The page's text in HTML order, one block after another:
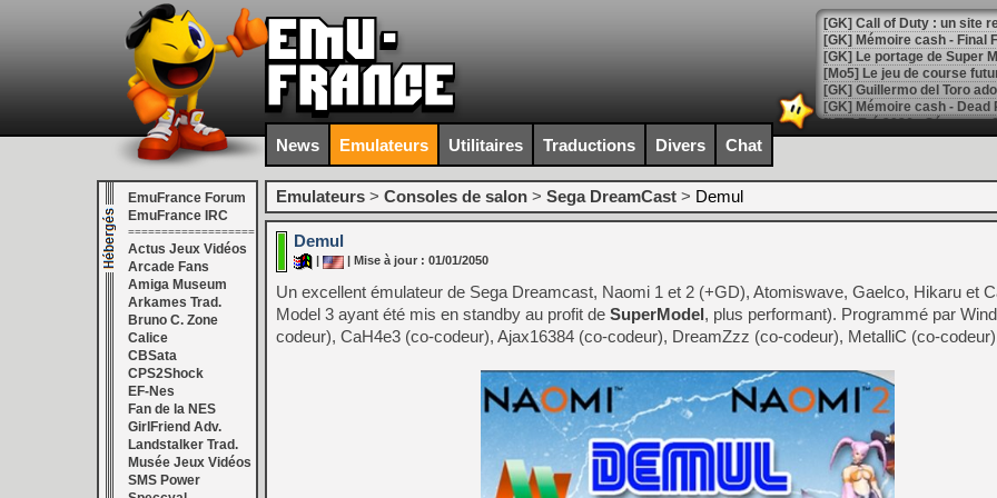
[GK] Le portage de Super
[Mo5] Le jeu de course
[GK] Guillermo del Toro
[LTF] Eté 2026 - Séquence
[GK] Mistfall Hunter :
[GK] Wo Long 2 évolue
[GK] Crossfire : un TPS à
[LS] [PS5] Premiers
[Mo5] DOOM arrive en
[GK] Bethesda fête les 30
[GK] Roblox : l'action en
[GK] Agenda - GeForce
[GK] Devolver Digital en a
[LS] [PS5] ps5-y2jb-
News Emulateurs Utilitaires Traductions Divers Chat
EmuFrance Forum
EmuFrance IRC
===================
Actus Jeux Vidéos
Arcade Fans
Amiga Museum
Arkames Trad.
Bruno C. Zone
Calice
CBSata
CPS2Shock
EF-Nes
Fan de la NES
GirlFriend Adv.
Landstalker Trad.
Musée Jeux Vidéos
SMS Power
Emulateurs > Consoles de salon > Sega DreamCast > Demul
Demul
| Mise à jour : 01/01/2050
Un excellent émulateur de Sega Dreamcast, Naomi 1 et 2 (+GD), Atomiswave, Gaelco, Hikaru et
Model 3 ayant été mis en standby au profit de SuperModel, plus performant). Programmé par
codeur), CaH4e3 (co-codeur), Ajax16384 (co-codeur), DreamZzz (co-codeur), MetalliC (co-